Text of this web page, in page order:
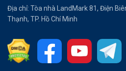
Địa chỉ: Tòa nhà LandMark 81, Điện
Thạnh, TP. Hồ Chí Minh